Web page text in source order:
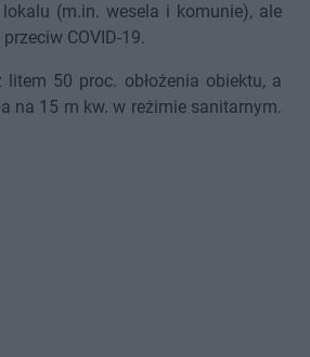
(m.in. wesela i komunie), ale
COVID-19.
50 proc. obłożenia obiektu, a
na 15 m kw. w reżimie sanitarnym.